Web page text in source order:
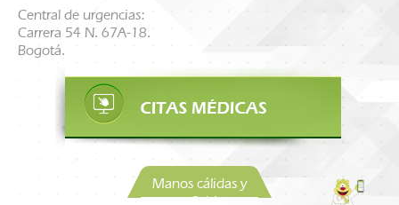
Central de urgencias:
Carrera 54 N. 67A-18.
Bogotá.
Manos cálidas y
confiables